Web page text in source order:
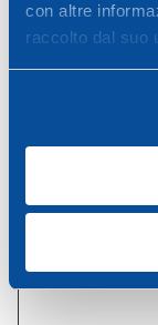
con altre
raccolto dal suo